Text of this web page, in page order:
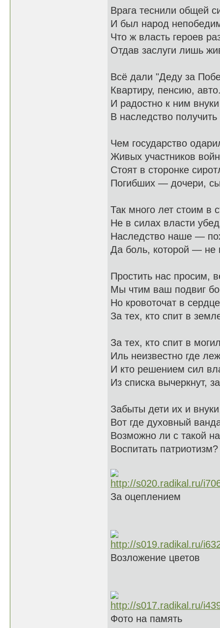
Врага теснили общей
И был народ
Что ж власть героев
Отдав заслуги лишь
Всё дали "Деду за
Квартиру, пенсию,
И радостно к ним
В наследство получить
Чем государство
Живых участников
Стоят в сторонке
Погибших — дочери,
Так много лет стоим в
Не в силах власти
Наследство наше —
Да боль, которой — не
Простить нас просим,
Мы чтим ваш подвиг
Но кровоточат в
За тех, кто спит в
За тех, кто спит в
Иль неизвестно где
И кто решением сил
Из списка вычеркнут,
Забыты дети их и
Вот где духовный
Возможно ли с такой
Воспитать патриотизм?
За оцеплением
Возложение цветов
Фото на память